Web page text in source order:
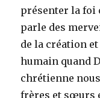
présenter la foi
parle des
de la création
humain quand
chrétienne
frères et sœurs